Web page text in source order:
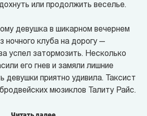
или продолжить веселье.
девушка в шикарном вечернем
ночного клуба на дорогу —
успел затормозить. Несколько
его гнев и замяли лишние
девушки приятно удивила. Таксист
мюзиклов Талиту Райс.